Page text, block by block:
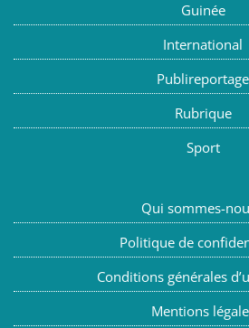
Guinée
International
Publireportage
Rubrique
Sport
Qui sommes-
Politique de
Conditions générales
Mentions